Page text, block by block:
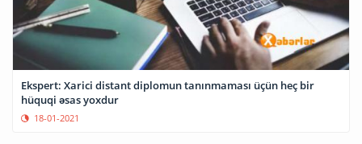
Ekspert: Xarici distant diplomun tanınmaması üçün heç bir
hüquqi əsas yoxdur
18-01-2021